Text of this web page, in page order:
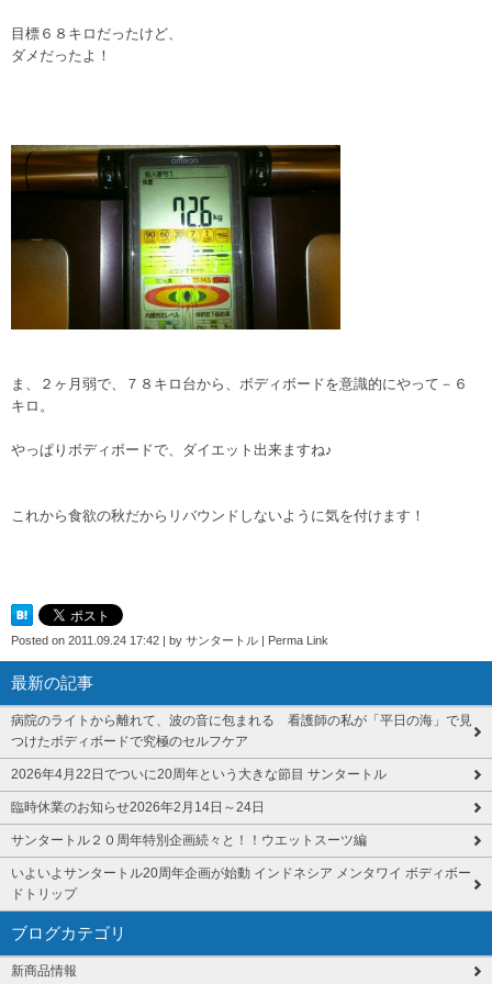
目標６８キロだったけど、
ダメだったよ！
ま、２ヶ月弱で、７８キロ台から、ボディボードを意識的にやって－６
キロ。
やっぱりボディボードで、ダイエット出来ますね♪
これから食欲の秋だからリバウンドしないように気を付けます！
Posted on 2011.09.24 17:42 by サンタートル Perma Link
最新の記事
病院のライトから離れて、波の音に包まれる 看護師の私が「平日の海」で見
つけたボディボードで究極のセルフケア
2026年4月22日でついに20周年という大きな節目 サンタートル
臨時休業のお知らせ2026年2月14日～24日
サンタートル２０周年特別企画続々と！！ウエットスーツ編
いよいよサンタートル20周年企画が始動 インドネシア メンタワイ ボディボー
ドトリップ
ブログカテゴリ
新商品情報